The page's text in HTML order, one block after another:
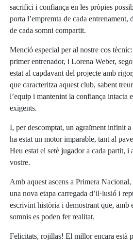
sacrifici i confiança en les pròpies
porta l’empremta de cada entrenament,
de cada somni compartit.
Menció especial per al nostre cos
primer entrenador, i Lorena Weber,
estat al capdavant del projecte amb
que caracteritza aquest club, sabent
l’equip i mantenint la confiança intacta
exigents.
I, per descomptat, un agraïment infinit
ha estat un motor imparable, tant al
Heu estat el setè jugador a cada partit, i
vostre.
Amb aquest ascens a Primera
una nova etapa carregada d’il·lusió i
escrivint història i demostrant que, amb
somnis es poden fer realitat.
Felicitats, rojillas! El millor encara està